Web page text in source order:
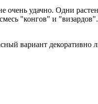
очень удачно. Одни
"конгов" и
вариант декоративно